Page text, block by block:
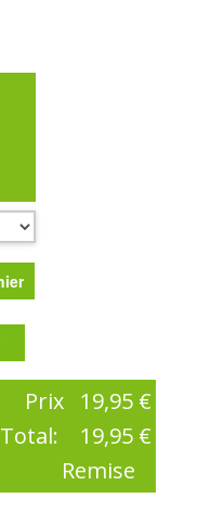
Prix 19,95 €
Total:
19,95 €
Remise